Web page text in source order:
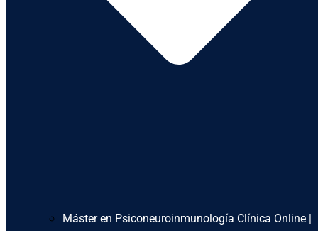
Máster en Psiconeuroinmunología Clínica Online |